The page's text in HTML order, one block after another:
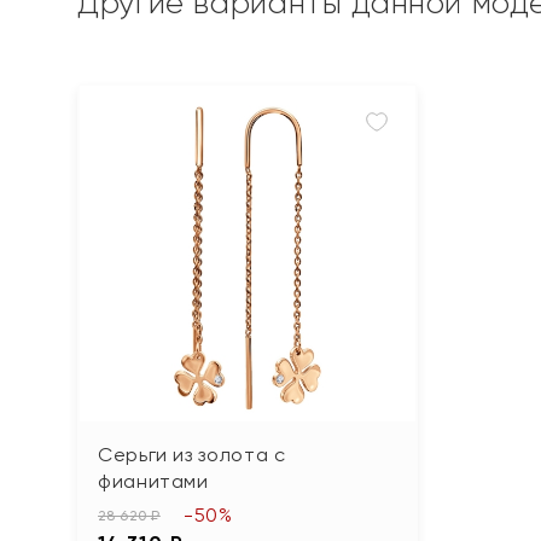
Серьги из золота с
фианитами
28 620 ₽ -50%